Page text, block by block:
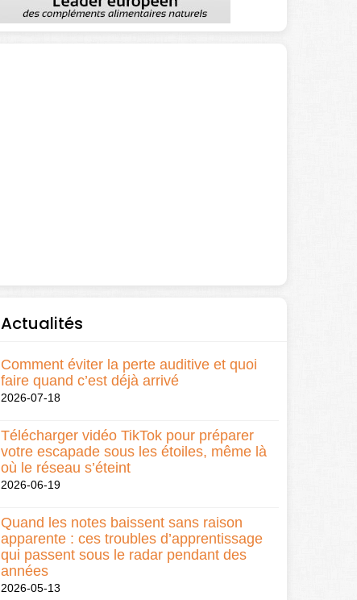
Actualités
Comment éviter la perte auditive et quoi
faire quand c’est déjà arrivé
2026-07-18
Télécharger vidéo TikTok pour préparer
votre escapade sous les étoiles, même là
où le réseau s’éteint
2026-06-19
Quand les notes baissent sans raison
apparente : ces troubles d’apprentissage
qui passent sous le radar pendant des
années
2026-05-13